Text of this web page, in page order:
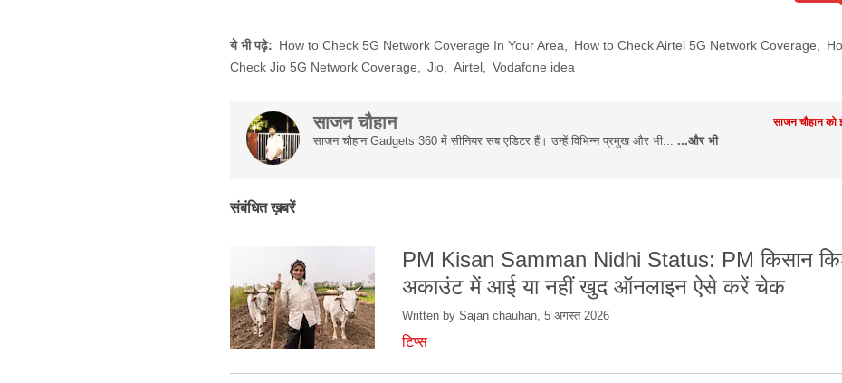
ये भी पढ़े: How to Check 5G Network Coverage In Your Area How to Check Airtel 5G Network Coverage
Check Jio 5G Network Coverage
Jio Airtel Vodafone idea
साजन चौहान साजन चौहान
साजन चौहान Gadgets 360 में सीनियर सब एडिटर हैं। उन्हें विभिन्न प्रमुख और भी... ...और भी
संबंधित ख़बरें
PM Kisan Samman Nidhi Status: PM किसान
अकाउंट में आई या नहीं खुद ऑनलाइन ऐसे करें चेक
Written by Sajan chauhan, 5 अगस्त 2026
टिप्स